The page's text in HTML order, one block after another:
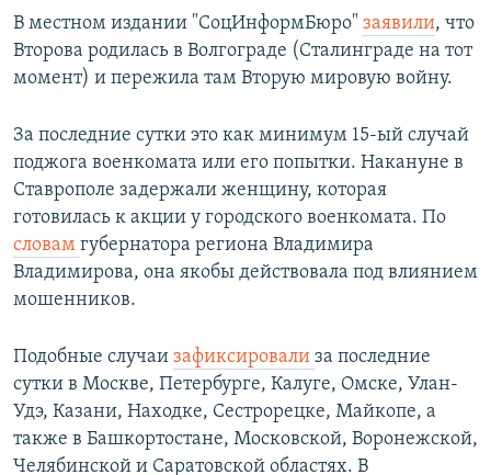
В местном издании "СоцИнформБюро" заявили, что
Второва родилась в Волгограде (Сталинграде на тот
момент) и пережила там Вторую мировую войну.
За последние сутки это как минимум 15-ый случай
поджога военкомата или его попытки. Накануне в
Ставрополе задержали женщину, которая
готовилась к акции у городского военкомата. По
словам губернатора региона Владимира
Владимирова, она якобы действовала под влиянием
мошенников.
Подобные случаи зафиксировали за последние
сутки в Москве, Петербурге, Калуге, Омске, Улан-
Удэ, Казани, Находке, Сестрорецке, Майкопе, а
также в Башкортостане, Московской, Воронежской,
Челябинской и Саратовской областях. В